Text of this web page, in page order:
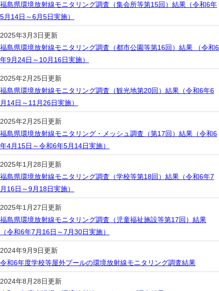
福島県環境放射線モニタリング調査（集会所等第15回）結果（令和6年
5月14日～6月5日実施）
2025年3月3日更新
福島県環境放射線モニタリング調査（都市公園等第16回）結果 （令和6
年9月24日～10月16日実施）
2025年2月25日更新
福島県環境放射線モニタリング調査（観光地第20回）結果（令和6年6
月14日～11月26日実施）
2025年2月25日更新
福島県環境放射線モニタリング・メッシュ調査（第17回）結果（令和6
年4月15日～令和6年5月14日実施）
2025年1月28日更新
福島県環境放射線モニタリング調査（学校等第18回）結果（令和6年7
月16日～9月18日実施）
2025年1月27日更新
福島県環境放射線モニタリング調査（児童福祉施設等第17回）結果
（令和6年7月16日～7月30日実施）
2024年9月9日更新
令和6年度学校等屋外プールの環境放射線モニタリング調査結果
2024年8月28日更新